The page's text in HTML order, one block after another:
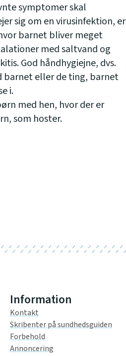
symptomer skal
sig om en virusinfektion, er
barnet bliver meget
med saltvand og
God håndhygiejne, dvs.
barnet eller de ting, barnet
i.
med hen, hvor der er
som hoster.
Information
Kontakt
Skribenter på sundhedsguiden
Forbehold
Annoncering